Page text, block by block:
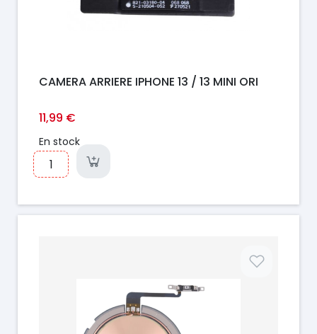
CAMERA ARRIERE IPHONE 13 / 13 MINI ORI
11,99 €
En stock